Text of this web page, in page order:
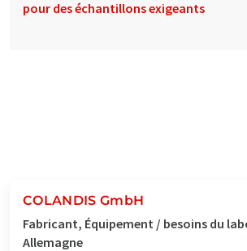
pour des échantillons exigeants
COLANDIS GmbH
Fabricant, Équipement / besoins du
Allemagne